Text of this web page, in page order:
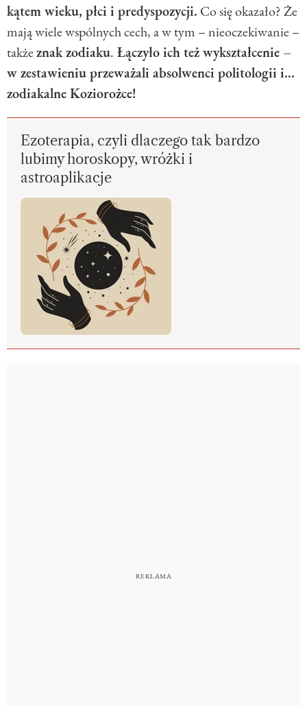
kątem wieku, płci i predyspozycji. Co się okazało? Że
mają wiele wspólnych cech, a w tym – nieoczekiwanie –
takżeznak zodiaku. Łączyło ich też wykształcenie –
w zestawieniu przeważali absolwenci politologii i...
zodiakalne Koziorożce!
Ezoterapia, czyli dlaczego tak bardzo
lubimy horoskopy, wróżki i
astroaplikacje